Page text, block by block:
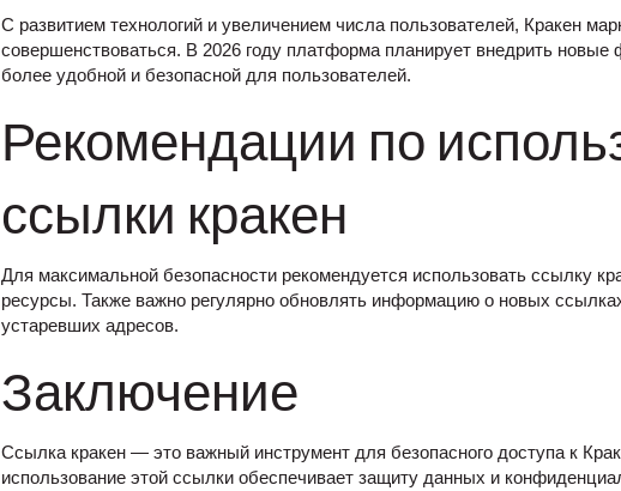
С развитием технологий и увеличением числа пользователей, Кракен
совершенствоваться. В 2026 году платформа планирует внедрить
более удобной и безопасной для пользователей.
Рекомендации по
ссылки кракен
Для максимальной безопасности рекомендуется использовать ссылку
ресурсы. Также важно регулярно обновлять информацию о новых
устаревших адресов.
Заключение
Ссылка кракен — это важный инструмент для безопасного доступа к
использование этой ссылки обеспечивает защиту данных и